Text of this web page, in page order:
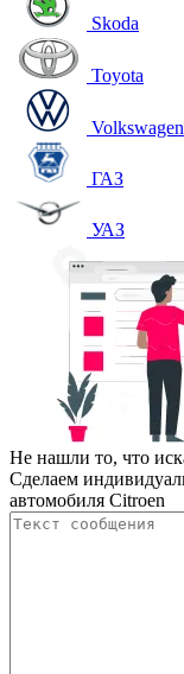
Skoda
Toyota
Volkswagen
ГАЗ
УАЗ
Не нашли то, что
Сделаем
автомобиля Citroen